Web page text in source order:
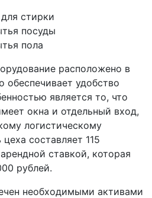
стирки
посуды
пола
расположено в
обеспечивает удобство
является то, что
окна и отдельный вход,
логистическому
составляет 115
ставкой, которая
рублей.
необходимыми активами